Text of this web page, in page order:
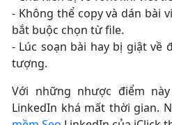
- Không thể copy và dán bài
bắt buộc chọn từ file.
- Lúc soạn bài hay bị giật về
tượng.
Với những nhược điểm
LinkedIn khá mất thời gian.